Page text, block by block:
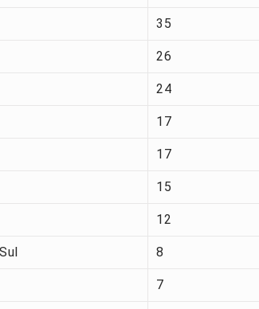
35
26
24
17
17
15
12
8
7